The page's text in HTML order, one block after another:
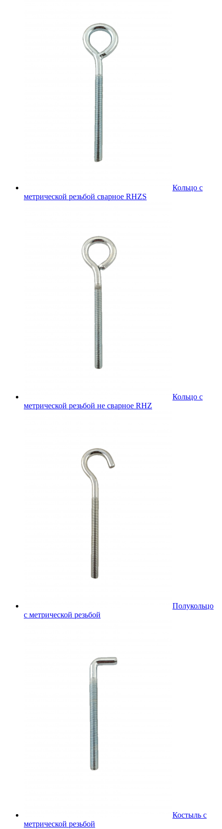
Кольцо с
метрической резьбой сварное RHZS
Кольцо с
метрической резьбой не сварное RHZ
Полукольцо
с метрической резьбой
Костыль с
метрической резьбой